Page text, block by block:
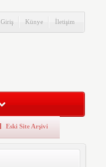
Giriş Künye İletişim
Eski Site Arşivi